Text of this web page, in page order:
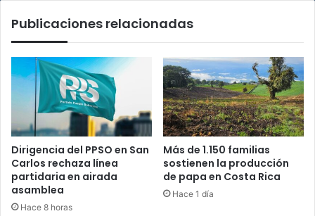
la
Sala
Publicaciones relacionadas
Dirigencia del PPSO en San
Carlos rechaza línea
partidaria en airada
asamblea
Hace 8 horas
Más de 1.150 familias
sostienen la producción
de papa en Costa Rica
Hace 1 día